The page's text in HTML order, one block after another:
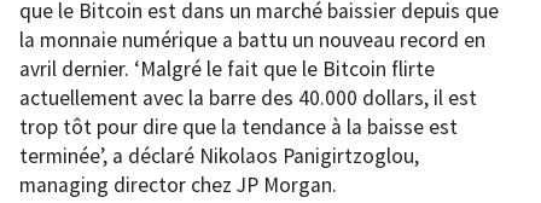
que le Bitcoin est dans un marché baissier depuis que
la monnaie numérique a battu un nouveau record en
avril dernier. ‘Malgré le fait que le Bitcoin flirte
actuellement avec la barre des 40.000 dollars, il est
trop tôt pour dire que la tendance à la baisse est
terminée’, a déclaré Nikolaos Panigirtzoglou,
managing director chez JP Morgan.